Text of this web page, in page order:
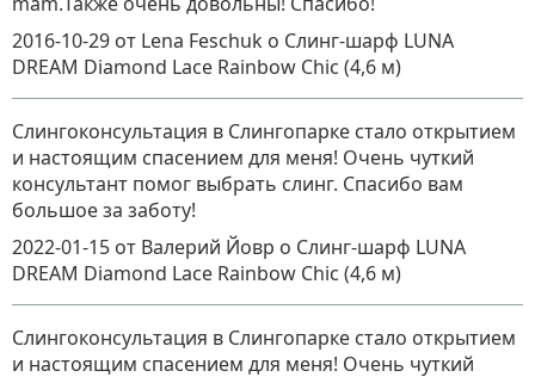
2016-10-29 от Lena Feschuk о Слинг-шарф LUNA
DREAM Diamond Lace Rainbow Chic (4,6 м)
Слингоконсультация в Слингопарке стало открытием
и настоящим спасением для меня! Очень чуткий
консультант помог выбрать слинг. Спасибо вам
большое за заботу!
2022-01-15 от Валерий Йовр о Слинг-шарф LUNA
DREAM Diamond Lace Rainbow Chic (4,6 м)
Слингоконсультация в Слингопарке стало открытием
и настоящим спасением для меня! Очень чуткий